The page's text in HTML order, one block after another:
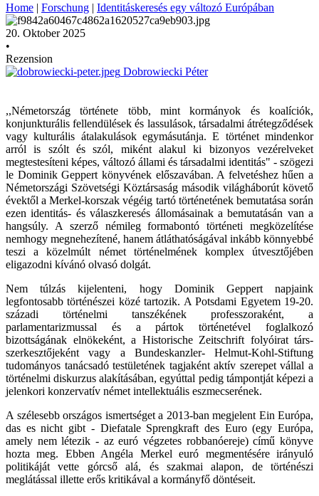
Home | Forschung | Identitáskeresés egy változó Európában
20. Oktober 2025
•
Rezension
Dobrowiecki Péter
,,Németország története több, mint kormányok és koalíciók,
konjunkturális fellendülések és lassulások, társadalmi átrétegződések
vagy kulturális átalakulások egymásutánja. E történet mindenkor
arról is szólt és szól, miként alakul ki bizonyos vezérelveket
megtestesíteni képes, változó állami és társadalmi identitás" - szögezi
le Dominik Geppert könyvének előszavában. A felvetéshez hűen a
Németországi Szövetségi Köztársaság második világháborút követő
évektől a Merkel-korszak végéig tartó történetének bemutatása során
ezen identitás- és válaszkeresés állomásainak a bemutatásán van a
hangsúly. A szerző némileg formabontó történeti megközelítése
nemhogy megnehezítené, hanem átláthatóságával inkább könnyebbé
teszi a közelmúlt német történelmének komplex útvesztőjében
eligazodni kívánó olvasó dolgát.
Nem túlzás kijelenteni, hogy Dominik Geppert napjaink
legfontosabb történészei közé tartozik. A Potsdami Egyetem 19-20.
századi történelmi tanszékének professzoraként, a
parlamentarizmussal és a pártok történetével foglalkozó
bizottságának elnökeként, a Historische Zeitschrift folyóirat társ-
szerkesztőjeként vagy a Bundeskanzler- Helmut-Kohl-Stiftung
tudományos tanácsadó testületének tagjaként aktív szerepet vállal a
történelmi diskurzus alakításában, egyúttal pedig támpontját képezi a
jelenkori konzervatív német intellektuális eszmecserének.
A szélesebb országos ismertséget a 2013-ban megjelent Ein Európa,
das es nicht gibt - Diefatale Sprengkraft des Euro (egy Európa,
amely nem létezik - az euró végzetes robbanóereje) című könyve
hozta meg. Ebben Angéla Merkel euró megmentésére irányuló
politikáját vette górcső alá, és szakmai alapon, de történészi
meglátással illette erős kritikával a kormányfő döntéseit.